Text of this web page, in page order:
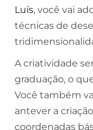
Luís, você vai
técnicas de
A criatividade
graduação, o
Você também
antever a
coordenadas